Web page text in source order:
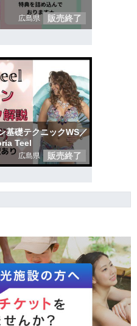
広島県 販売終了
基礎テクニックWS／
Teel
広島県 販売終了